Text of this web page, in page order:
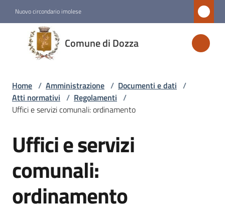
Nuovo circondario imolese
Comune di Dozza
Comune
di
Dozza
Amministrazione
Novità
Servizi
Vivere
Home / Amministrazione / Documenti e dati /
Atti normativi / Regolamenti /
Uffici e servizi comunali: ordinamento
Salta al contenuto
Uffici e servizi
comunali:
ordinamento